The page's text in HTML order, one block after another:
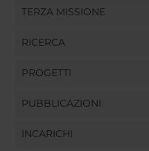
TERZA MISSIONE
RICERCA
PROGETTI
PUBBLICAZIONI
INCARICHI